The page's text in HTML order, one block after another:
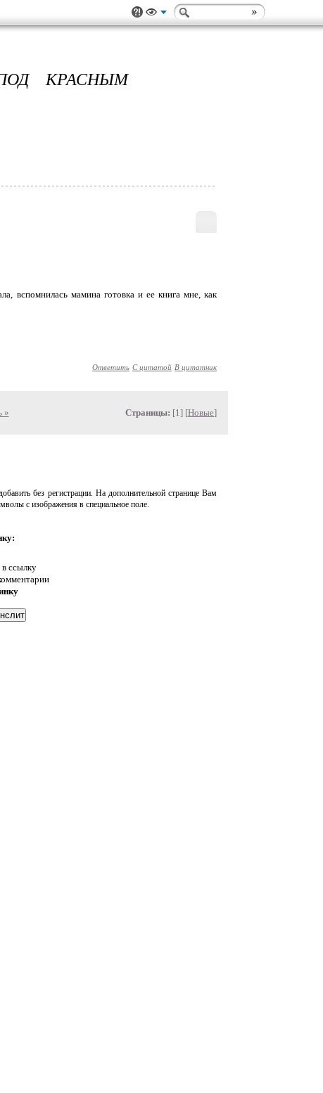
КРАСНЫМ
вспомнилась мамина готовка и ее книга мне, как
Ответить С цитатой В цитатник
» Страницы: [1] [Новые]
без регистрации. На дополнительной странице Вам
с изображения в специальное поле.
ссылку